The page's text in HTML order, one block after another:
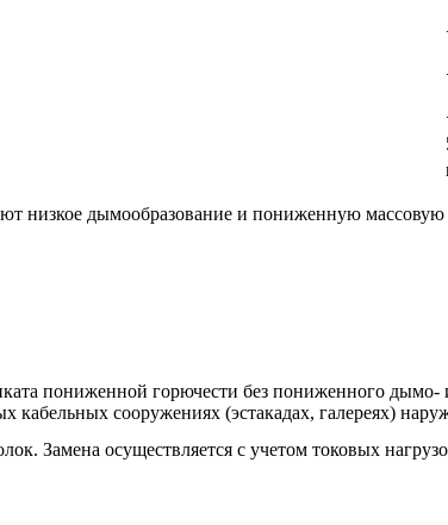
низкое дымообразование и пониженную
пониженной горючести без пониженного дымо-
кабельных сооружениях (эстакадах, галереях)
Замена осуществляется с учетом токовых